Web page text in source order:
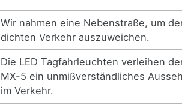
Wir nahmen eine Nebenstraße, um
dichten Verkehr auszuweichen.
Die LED Tagfahrleuchten verleihen
MX-5 ein unmißverständliches
im Verkehr.